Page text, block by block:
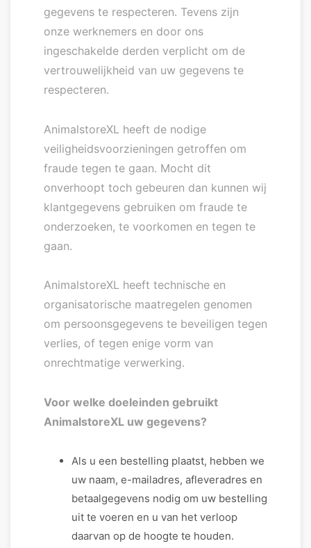
gegevens te respecteren. Tevens zijn
onze werknemers en door ons
ingeschakelde derden verplicht om de
vertrouwelijkheid van uw gegevens te
respecteren.
AnimalstoreXL heeft de nodige
veiligheidsvoorzieningen getroffen om
fraude tegen te gaan. Mocht dit
onverhoopt toch gebeuren dan kunnen wij
klantgegevens gebruiken om fraude te
onderzoeken, te voorkomen en tegen te
gaan.
AnimalstoreXL heeft technische en
organisatorische maatregelen genomen
om persoonsgegevens te beveiligen tegen
verlies, of tegen enige vorm van
onrechtmatige verwerking.
Voor welke doeleinden gebruikt
AnimalstoreXL uw gegevens?
Als u een bestelling plaatst, hebben we
uw naam, e-mailadres, afleveradres en
betaalgegevens nodig om uw bestelling
uit te voeren en u van het verloop
daarvan op de hoogte te houden.